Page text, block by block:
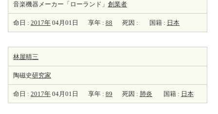
音楽機器メーカー「ローランド」 創業者
命日 : 2017年 04月01日 享年 : 88 死因 : 国籍 : 日本
林屋晴三
陶磁史研究家
命日 : 2017年 04月01日 享年 : 89 死因 : 肺炎 国籍 : 日本